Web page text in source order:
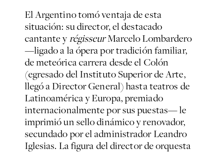
El Argentino tomó ventaja de esta
situación: su director, el destacado
cantante yrégisseurMarcelo Lombardero
—ligado a la ópera por tradición familiar,
de meteórica carrera desde el Colón
(egresado del Instituto Superior de Arte,
llegó a Director General) hasta teatros de
Latinoamérica y Europa, premiado
internacionalmente por sus puestas— le
imprimió un sello dinámico y renovador,
secundado por el administrador Leandro
Iglesias. La figura del director de orquesta